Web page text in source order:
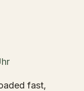
fast,